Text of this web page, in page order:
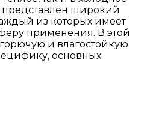
широкий
из которых имеет
применения. В этой
и влагостойкую
основных